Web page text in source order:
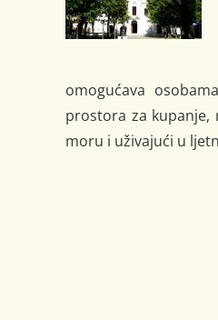
omogućava
prostora za kupanje,
moru i uživajući u